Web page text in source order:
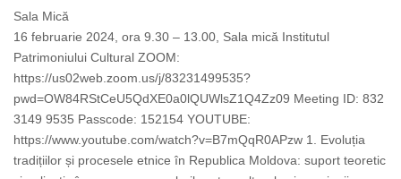
Sala Mică
16 februarie 2024, ora 9.30 – 13.00, Sala mică Institutul
Patrimoniului Cultural ZOOM:
https://us02web.zoom.us/j/83231499535?
pwd=OW84RStCeU5QdXE0a0lQUWlsZ1Q4Zz09 Meeting ID: 832
3149 9535 Passcode: 152154 YOUTUBE:
https://www.youtube.com/watch?v=B7mQqR0APzw 1. Evoluția
tradițiilor și procesele etnice în Republica Moldova: suport teoretic